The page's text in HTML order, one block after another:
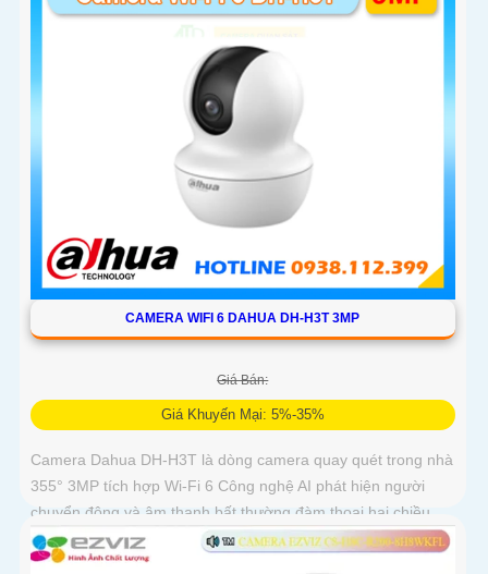
CAMERA WIFI 6 DAHUA DH-H3T 3MP
Giá Bán:
Giá Khuyến Mại: 5%-35%
Camera Dahua DH-H3T là dòng camera quay quét trong nhà
355° 3MP tích hợp Wi-Fi 6 Công nghệ AI phát hiện người
chuyển động và âm thanh bất thường đàm thoại hai chiều,
hồng ngoại tầm xa ban đêm 10m hỗ trợ thẻ nhớ MicroSD
256GB ONVIF và điều khiển từ xa qua ứng dụng DMSS